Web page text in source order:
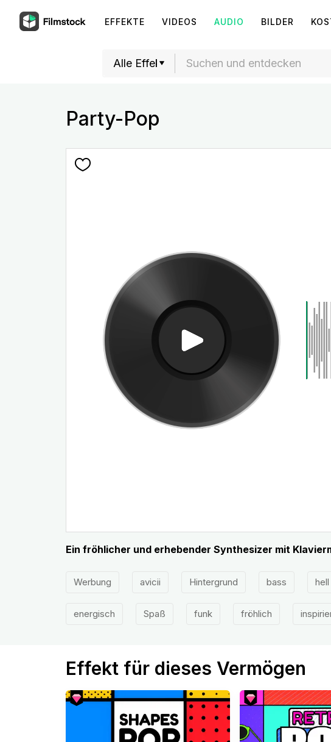
EFFEKTE VIDEOS AUDIO BILDER
Party-Pop
Ein fröhlicher und erhebender Synthesizer mit
Werbung avicii Hintergrund bass hell
energisch Spaß funk fröhlich
Effekt für dieses Vermögen